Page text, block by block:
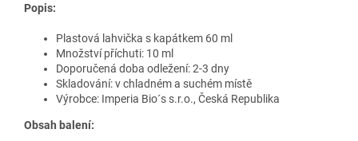
Popis:
Plastová lahvička s kapátkem 60 ml
Množství příchuti: 10 ml
Doporučená doba odležení: 2-3 dny
Skladování: v chladném a suchém místě
Výrobce: Imperia Bio´s s.r.o., Česká Republika
Obsah balení: